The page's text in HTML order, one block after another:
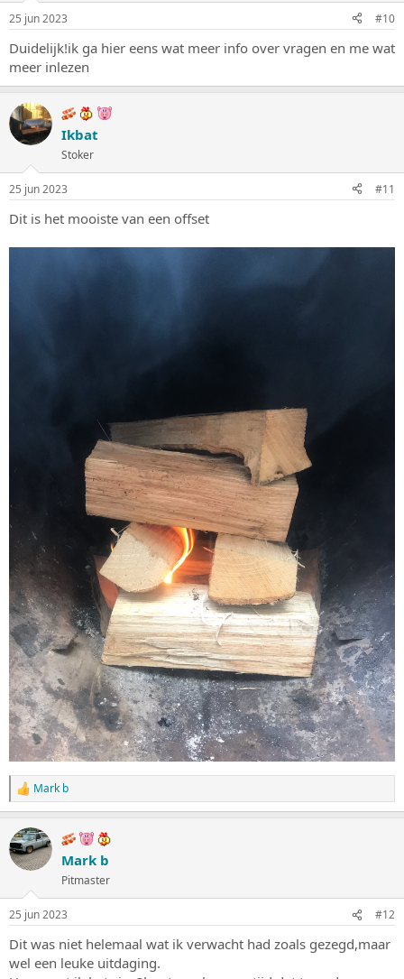
25 jun 2023 #10
Duidelijk!ik ga hier eens wat meer info over vragen en me wat
meer inlezen
Ikbat
Stoker
25 jun 2023 #11
Dit is het mooiste van een offset
W
a
r
d
e
i
n
g
e
n
:
Mark b
Mark b
Pitmaster
25 jun 2023 #12
Dit was niet helemaal wat ik verwacht had zoals gezegd,maar
wel een leuke uitdaging.